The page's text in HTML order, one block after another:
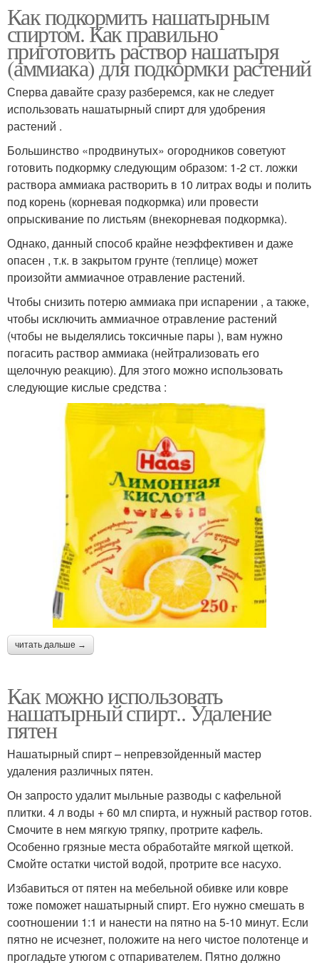
Как подкормить нашатырным
спиртом. Как правильно
приготовить раствор нашатыря
(аммиака) для подкормки растений
Сперва давайте сразу разберемся, как не следует
использовать нашатырный спирт для удобрения
растений .
Большинство «продвинутых» огородников советуют
готовить подкормку следующим образом: 1-2 ст. ложки
раствора аммиака растворить в 10 литрах воды и полить
под корень (корневая подкормка) или провести
опрыскивание по листьям (внекорневая подкормка).
Однако, данный способ крайне неэффективен и даже
опасен , т.к. в закрытом грунте (теплице) может
произойти аммиачное отравление растений.
Чтобы снизить потерю аммиака при испарении , а также,
чтобы исключить аммиачное отравление растений
(чтобы не выделялись токсичные пары ), вам нужно
погасить раствор аммиака (нейтрализовать его
щелочную реакцию). Для этого можно использовать
следующие кислые средства :
читать дальше →
Как можно использовать
нашатырный спирт.. Удаление
пятен
Нашатырный спирт – непревзойденный мастер
удаления различных пятен.
Он запросто удалит мыльные разводы с кафельной
плитки. 4 л воды + 60 мл спирта, и нужный раствор готов.
Смочите в нем мягкую тряпку, протрите кафель.
Особенно грязные места обработайте мягкой щеткой.
Смойте остатки чистой водой, протрите все насухо.
Избавиться от пятен на мебельной обивке или ковре
тоже поможет нашатырный спирт. Его нужно смешать в
соотношении 1:1 и нанести на пятно на 5-10 минут. Если
пятно не исчезнет, положите на него чистое полотенце и
прогладьте утюгом с отпаривателем. Пятно должно